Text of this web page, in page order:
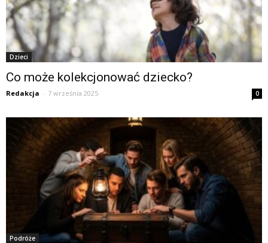
Dzieci
Co może kolekcjonować dziecko?
Redakcja - 7 września 2025 0
Podróże